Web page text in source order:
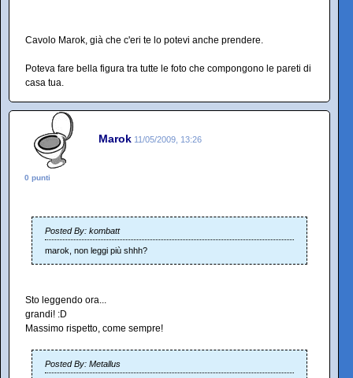
Cavolo Marok, già che c'eri te lo potevi anche prendere.
Poteva fare bella figura tra tutte le foto che compongono le pareti di
casa tua.
Marok 11/05/2009, 13:26
0 punti
Posted By: kombatt
marok, non leggi più shhh?
Sto leggendo ora...
grandi! :D
Massimo rispetto, come sempre!
Posted By: Metallus